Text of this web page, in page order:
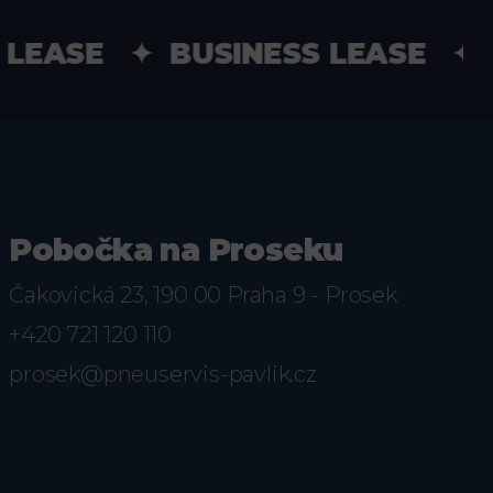
✦ BUSINESS LEASE ✦
Pobočka na Proseku
Čakovická 23, 190 00 Praha 9 - Prosek
+420 721 120 110
prosek@pneuservis-pavlik.cz